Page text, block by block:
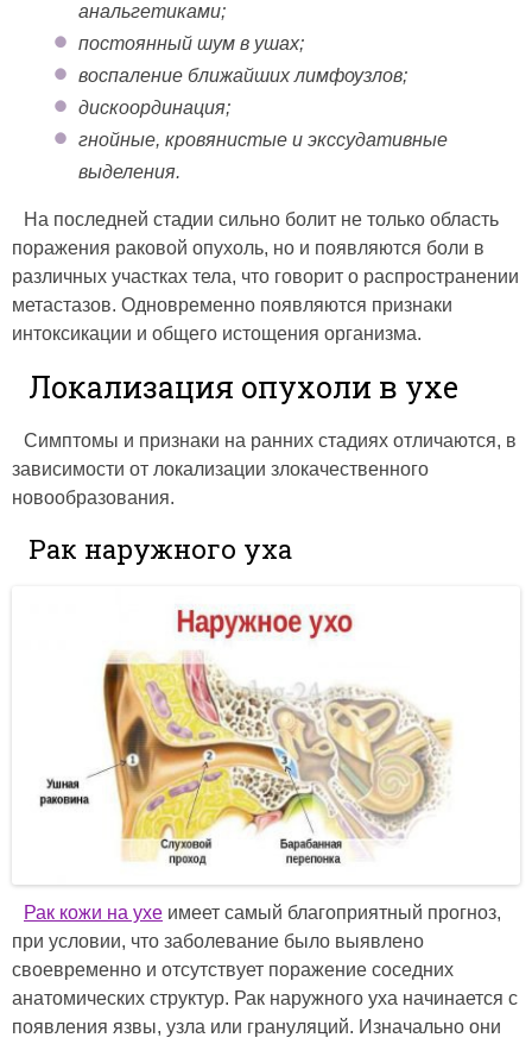
анальгетиками;
постоянный шум в ушах;
воспаление ближайших лимфоузлов;
дискоординация;
гнойные, кровянистые и экссудативные
выделения.
На последней стадии сильно болит не только область
поражения раковой опухоль, но и появляются боли в
различных участках тела, что говорит о распространении
метастазов. Одновременно появляются признаки
интоксикации и общего истощения организма.
Локализация опухоли в ухе
Симптомы и признаки на ранних стадиях отличаются, в
зависимости от локализации злокачественного
новообразования.
Рак наружного уха
Рак кожи на ухе имеет самый благоприятный прогноз,
при условии, что заболевание было выявлено
своевременно и отсутствует поражение соседних
анатомических структур. Рак наружного уха начинается с
появления язвы, узла или грануляций. Изначально они